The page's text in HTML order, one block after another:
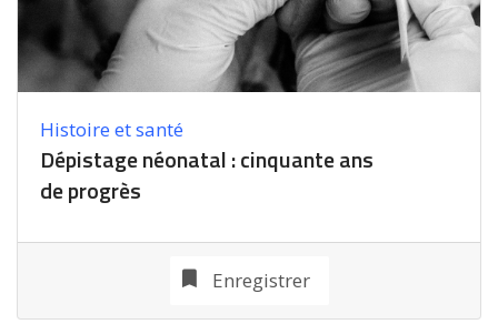
Histoire et santé
Dépistage néonatal : cinquante ans
de progrès
Enregistrer